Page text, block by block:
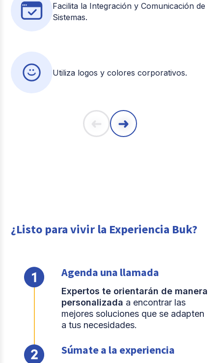
Facilita la Integración y Comunicación de
Sistemas.
Utiliza logos y colores corporativos.
¿Listo para vivir la Experiencia Buk?
Agenda una llamada
Expertos te orientarán de manera
personalizada a encontrar las
mejores soluciones que se adapten
a tus necesidades.
Súmate a la experiencia